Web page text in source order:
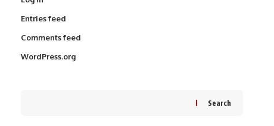
Entries feed
Comments feed
WordPress.org
Search